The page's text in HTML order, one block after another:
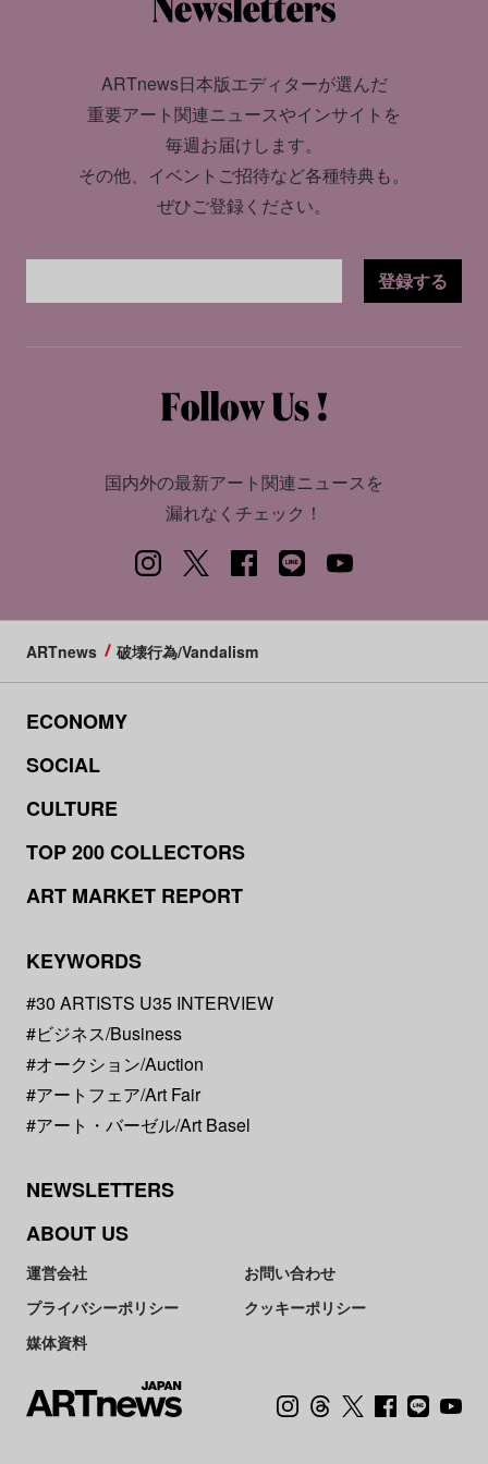
ARTnews日本版エディターが選んだ
重要アート関連ニュースやインサイトを
毎週お届けします。
その他、イベントご招待など各種特典も。
ぜひご登録ください。
登録する
国内外の最新アート関連ニュースを
漏れなくチェック！
ARTnews 破壊行為/Vandalism
ECONOMY
SOCIAL
CULTURE
TOP 200 COLLECTORS
ART MARKET REPORT
KEYWORDS
#30 ARTISTS U35 INTERVIEW
#ビジネス/Business
#オークション/Auction
#アートフェア/Art Fair
#アート・バーゼル/Art Basel
NEWSLETTERS
ABOUT US
運営会社
お問い合わせ
プライバシーポリシー
クッキーポリシー
媒体資料